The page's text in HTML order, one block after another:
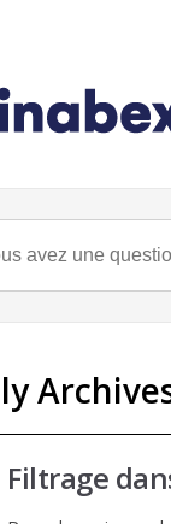
Filtrage